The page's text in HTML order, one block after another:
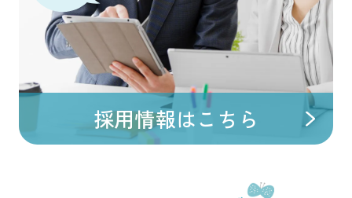
採用情報はこちら